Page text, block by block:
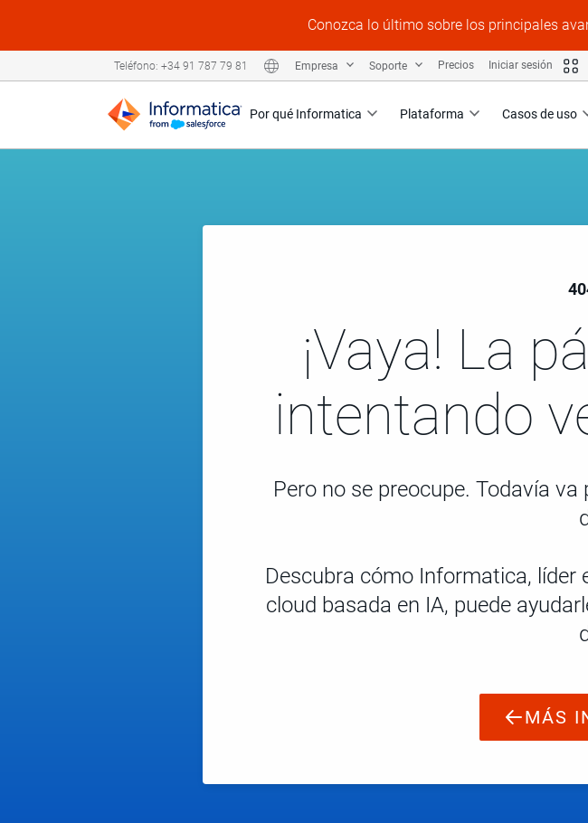
Conozca lo último sobre los principales
Por qué Informatica Plataforma Casos de uso
Teléfono: +34 91 787 79 81 Empresa Soporte Precios Iniciar sesión
¡Vaya! La
intentando
Pero no se preocupe. Todavía
Descubra cómo Informatica, líder
cloud basada en IA, puede
MÁS